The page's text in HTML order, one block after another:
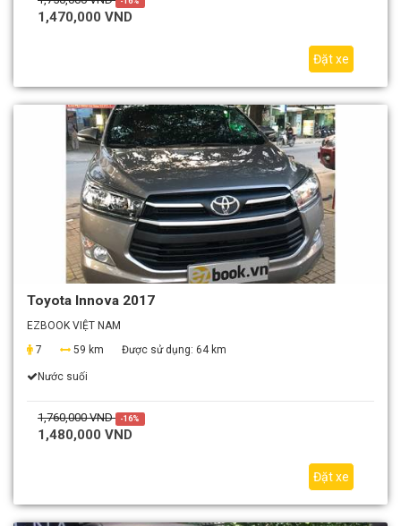
1,470,000 VND
Đặt xe
Toyota Innova 2017
EZBOOK VIỆT NAM
7
59 km Được sử dụng: 64 km
Nước suối
1,760,000 VND -16%
1,480,000 VND
Đặt xe